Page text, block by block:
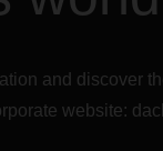
and discover
website: